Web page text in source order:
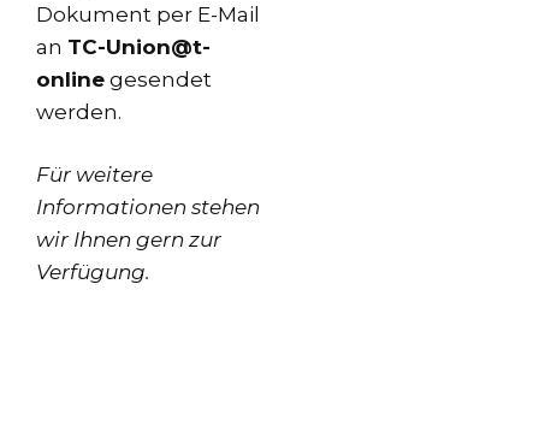
Dokument per E-Mail
an TC-Union@t-
online gesendet
werden.
Für weitere
Informationen stehen
wir Ihnen gern zur
Verfügung.